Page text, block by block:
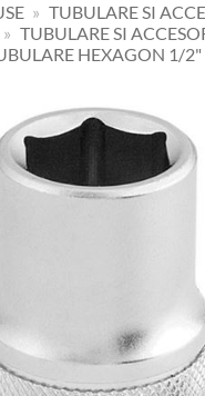
» TUBULARE SI
» TUBULARE SI
HEXAGON 1/2"